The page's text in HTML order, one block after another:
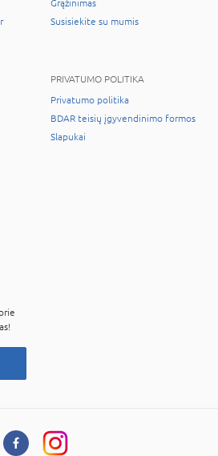
Grąžinimas
Susisiekite su mumis
PRIVATUMO POLITIKA
Privatumo politika
BDAR teisių įgyvendinimo formos
Slapukai